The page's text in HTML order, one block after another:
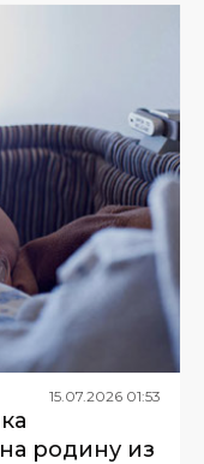
15 07 2026 01:53
родину из